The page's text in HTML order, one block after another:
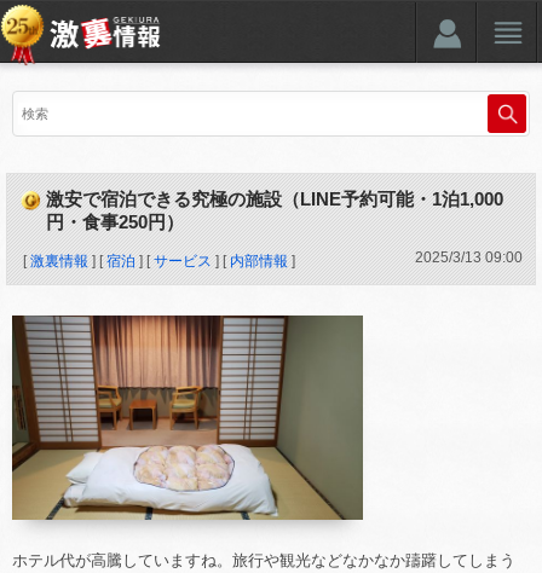
激安で宿泊できる究極の施設（LINE予約可能・1泊1,000
円・食事250円）
[激裏情報 ] [宿泊 ] [サービス ] [ 内部情報 ] 2025/3/13 09:00
ホテル代が高騰していますね。旅行や観光などなかなか躊躇してしまう